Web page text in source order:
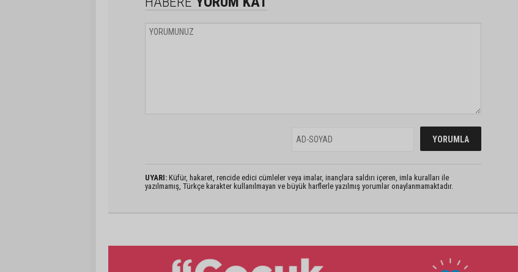
UYARI: Küfür, hakaret, rencide edici cümleler veya imalar, inançlara saldırı içeren, imla kuralları ile
yazılmamış, Türkçe karakter kullanılmayan ve büyük harflerle yazılmış yorumlar onaylanmamaktadır.